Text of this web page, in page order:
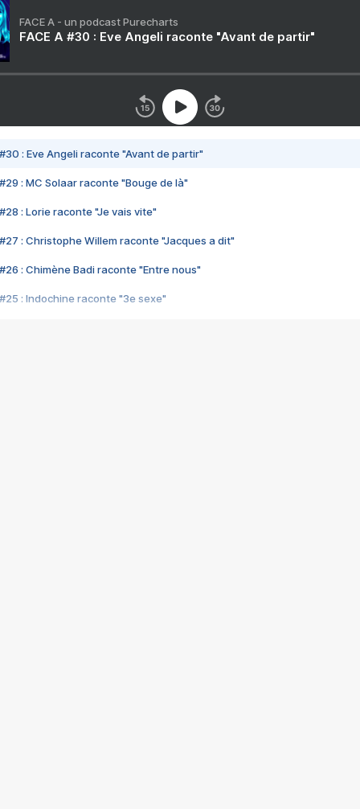
FACE A - un podcast Purecharts
FACE A #30 : Eve Angeli raconte "Avant de partir"
#30 : Eve Angeli raconte "Avant de partir"
#29 : MC Solaar raconte "Bouge de là"
#28 : Lorie raconte "Je vais vite"
#27 : Christophe Willem raconte "Jacques a dit"
#26 : Chimène Badi raconte "Entre nous"
#25 : Indochine raconte "3e sexe"